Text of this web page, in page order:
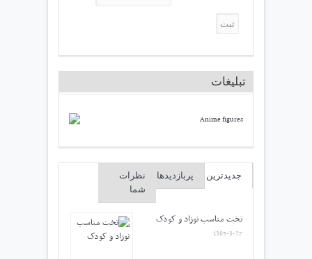
تبلیغات
جدیدترین پربازدیدها
نظرات
شما
تخت مناسب نوزاد و کودک
1395-3-27